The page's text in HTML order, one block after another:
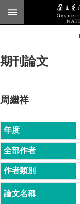
跳到主要內容區塊
臺
頁
公
告
本
所
簡
介
期刊論文
周繼祥